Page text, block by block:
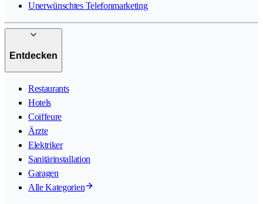
Unerwünschtes Telefonmarketing
Entdecken
Restaurants
Hotels
Coiffeure
Ärzte
Elektriker
Sanitärinstallation
Garagen
Alle Kategorien